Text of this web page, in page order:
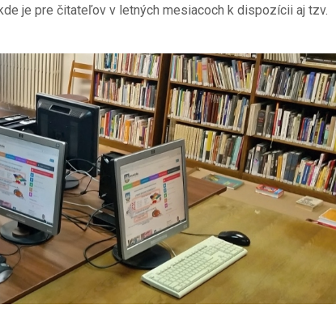
je pre čitateľov v letných mesiacoch k dispozícii aj tzv.